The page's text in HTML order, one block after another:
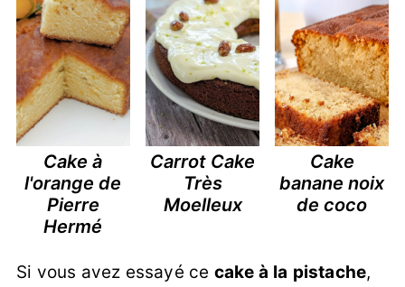
Cake à
l'orange de
Pierre
Hermé
Carrot Cake
Très
Moelleux
Cake
banane noix
de coco
Si vous avez essayé ce cake à la pistache,